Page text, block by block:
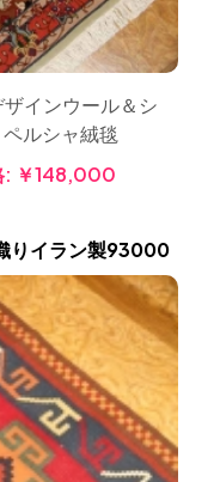
インウール＆シ
ルシャ絨毯
: ￥148,000
りイラン製93000